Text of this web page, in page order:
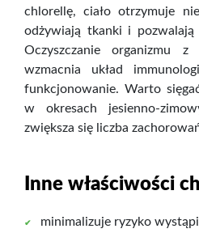
chlorellę, ciało otrzymuje
odżywiają tkanki i pozwalają
Oczyszczanie organizmu z
wzmacnia układ
funkcjonowanie. Warto
w okresach jesienno-
zwiększa się liczba
Inne właściwości
minimalizuje ryzyko